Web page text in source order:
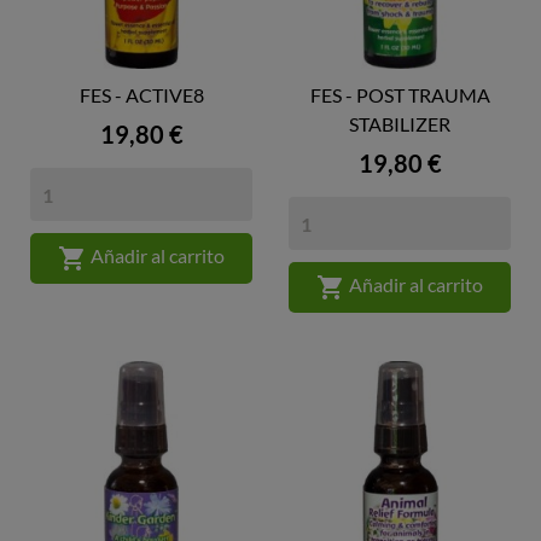
FES - ACTIVE8
Precio
19,80 €
 Añadir al carrito
FES - POST TRAUMA
STABILIZER
Precio
19,80 €
 Añadir al carrito